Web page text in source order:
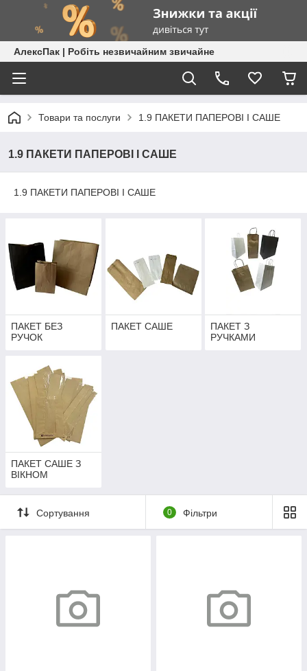
АлексПак | Робіть незвичайним звичайне
Товари та послуги 1.9 ПАКЕТИ ПАПЕРОВІ І САШЕ
1.9 ПАКЕТИ ПАПЕРОВІ І САШЕ
1.9 ПАКЕТИ ПАПЕРОВІ І САШЕ
ПАКЕТ БЕЗ
РУЧОК
ПАКЕТ САШЕ
ПАКЕТ З
РУЧКАМИ
ПАКЕТ САШЕ З
ВІКНОМ
Сортування 0 Фільтри